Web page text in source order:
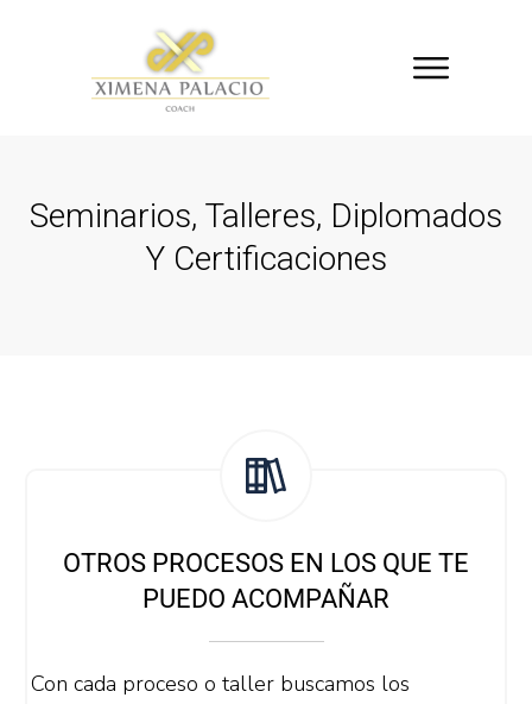
Seminarios, Talleres, Diplomados
Y Certificaciones
OTROS PROCESOS EN LOS QUE TE
PUEDO ACOMPAÑAR
Con cada proceso o taller buscamos los